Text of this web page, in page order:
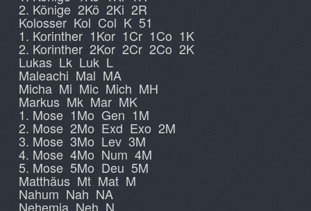
2. Könige 2Kö 2Ki 2R
Kolosser Kol Col K 51
1. Korinther 1Kor 1Cr 1Co 1K
2. Korinther 2Kor 2Cr 2Co 2K
Lukas Lk Luk L
Maleachi Mal MA
Micha Mi Mic Mich MH
Markus Mk Mar MK
1. Mose 1Mo Gen 1M
2. Mose 2Mo Exd Exo 2M
3. Mose 3Mo Lev 3M
4. Mose 4Mo Num 4M
5. Mose 5Mo Deu 5M
Matthäus Mt Mat M
Nahum Nah NA
Nehemia Neh N